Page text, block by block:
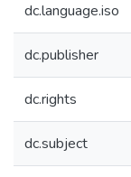
dc.language.iso
dc.publisher
dc.rights
dc.subject